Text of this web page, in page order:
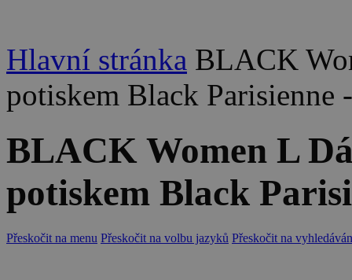
Hlavní stránka BLACK
potiskem Black Parisienne
BLACK Women L
potiskem Black
Přeskočit na menu Přeskočit na volbu jazyků Přeskočit na